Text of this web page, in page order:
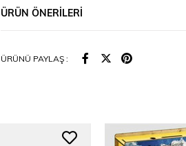
ÜRÜN ÖNERILERI
ÜRÜNÜ PAYLAŞ :